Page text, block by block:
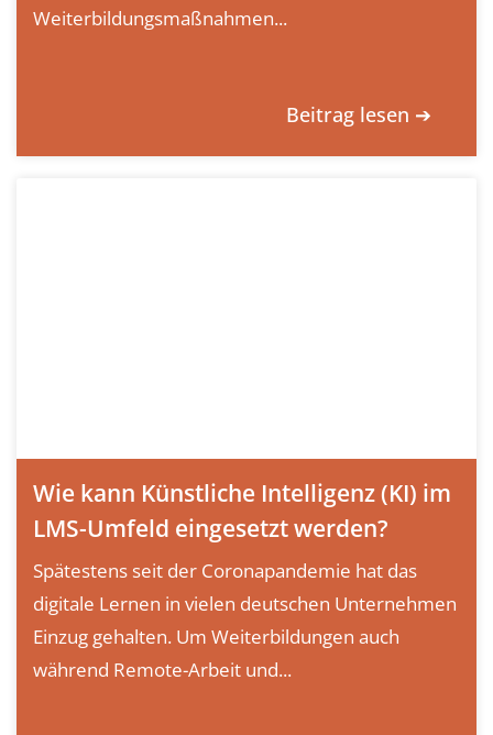
Weiterbildungsmaßnahmen...
Beitrag lesen ➔
Wie kann Künstliche Intelligenz (KI) im
LMS-Umfeld eingesetzt werden?
Spätestens seit der Coronapandemie hat das
digitale Lernen in vielen deutschen Unternehmen
Einzug gehalten. Um Weiterbildungen auch
während Remote-Arbeit und...